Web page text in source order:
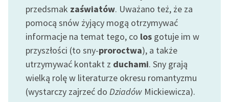
Popularyzacja
skandynawskiej literatury
feministycznej
Ręce pełne poezji
Kolekcje edukacyjne
twórców przechodzących
przedsmak zaświatów. Uważano też, że za
pomocą snów żyjący mogą otrzymywać
informacje na temat tego, co los gotuje im w
przyszłości (to sny-proroctwa), a także
utrzymywać kontakt z duchami. Sny grają
wielką rolę w literaturze okresu romantyzmu
(wystarczy zajrzeć do Dziadów Mickiewicza).